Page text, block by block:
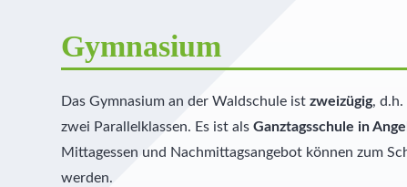
Gymnasium
Das Gymnasium an der Waldschule ist zweizügig, d.h.
zwei Parallelklassen. Es ist als Ganztagsschule in
Mittagessen und Nachmittagsangebot können zum
werden.